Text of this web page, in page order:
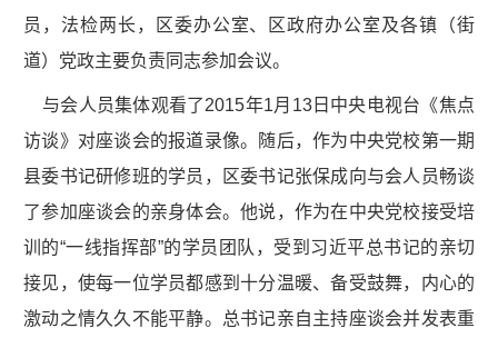
员，法检两长，区委办公室、区政府办公室及各镇（街
道）党政主要负责同志参加会议。
与会人员集体观看了2015年1月13日中央电视台《焦点
访谈》对座谈会的报道录像。随后，作为中央党校第一期
县委书记研修班的学员，区委书记张保成向与会人员畅谈
了参加座谈会的亲身体会。他说，作为在中央党校接受培
训的“一线指挥部”的学员团队，受到习近平总书记的亲切
接见，使每一位学员都感到十分温暖、备受鼓舞，内心的
激动之情久久不能平静。总书记亲自主持座谈会并发表重